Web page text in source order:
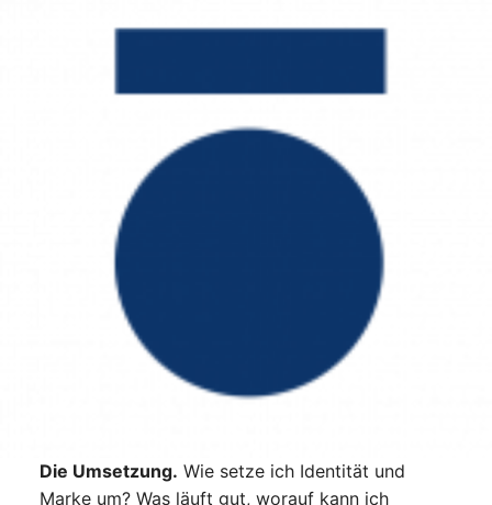
Die Umsetzung. Wie setze ich Identität und
Marke um? Was läuft gut, worauf kann ich